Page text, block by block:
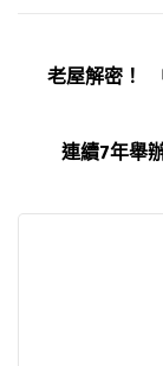
老屋解密！
連續7年舉